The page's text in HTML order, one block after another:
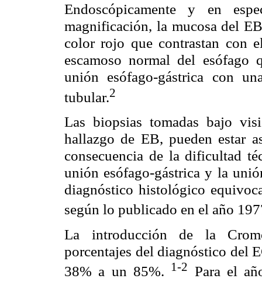
Endoscópicamente y en
magnificación, la mucosa del
color rojo que contrastan con
escamoso normal del esófago
unión esófago-gástrica con
tubular.2
Las biopsias tomadas bajo
hallazgo de EB, pueden estar
consecuencia de la dificultad
unión esófago-gástrica y la
diagnóstico histológico
según lo publicado en el año
La introducción de la
porcentajes del diagnóstico del
38% a un 85%. 1-2 Para el